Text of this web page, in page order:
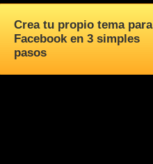
Crea tu propio tema para
Facebook en 3 simples
pasos